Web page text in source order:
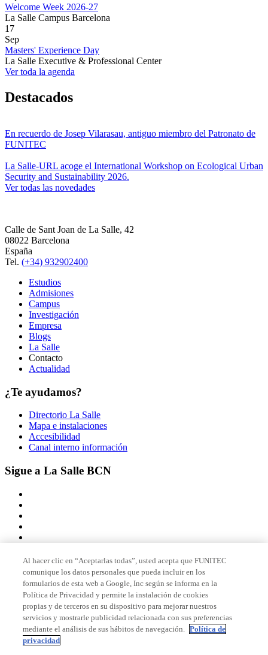
Welcome Week 2026-27
La Salle Campus Barcelona
17
Sep
Masters' Experience Day
La Salle Executive & Professional Center
Ver toda la agenda
Destacados
En recuerdo de Josep Vilarasau, antiguo miembro del Patronato de
FUNITEC
La Salle-URL acoge el International Workshop on Ecological Urban
Security and Sustainability 2026.
Ver todas las novedades
Calle de Sant Joan de La Salle, 42
08022 Barcelona
España
Tel. (+34) 932902400
Estudios
Admisiones
Campus
Investigación
Empresa
Blogs
La Salle
Contacto
Actualidad
¿Te ayudamos?
Directorio La Salle
Mapa e instalaciones
Accesibilidad
Canal interno información
Sigue a La Salle BCN
Miembro de
Acreditaciones
Al hacer clic en “Aceptarlas todas”, usted acepta que FUNITEC
comunique los datos personales que pueda incluir en los
formularios de esta web a Google, Inc según se informa en la
Política de Privacidad y permite la instalación de cookies
propias y de terceros en su dispositivo para mejorar nuestros
servicios y mostrarle publicidad relacionada con sus preferencias
mediante el análisis de sus hábitos de navegación. Política de
privacidad